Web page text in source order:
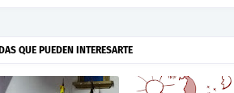
QUE PUEDEN INTERESARTE